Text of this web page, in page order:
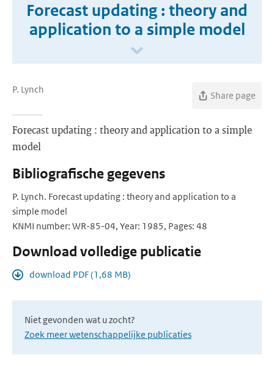
Forecast updating : theory and
application to a simple model
P. Lynch
Share page
Forecast updating : theory and application to a simple
model
Bibliografische gegevens
P. Lynch. Forecast updating : theory and application to a
simple model
KNMI number: WR-85-04, Year: 1985, Pages: 48
Download volledige publicatie
download PDF (1,68 MB)
Niet gevonden wat u zocht?
Zoek meer wetenschappelijke publicaties